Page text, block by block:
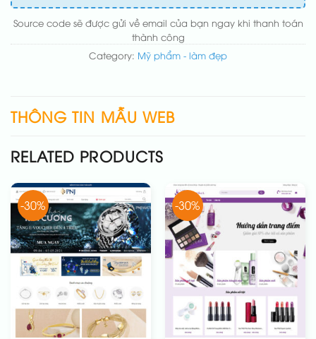
Source code sẽ được gửi về email của bạn ngay khi thanh toán
thành công
Category: Mỹ phẩm - làm đẹp
THÔNG TIN MẪU WEB
RELATED PRODUCTS
-30% -30%